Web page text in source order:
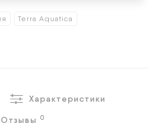
Terra Aquatica
Характеристики
Отзывы
0